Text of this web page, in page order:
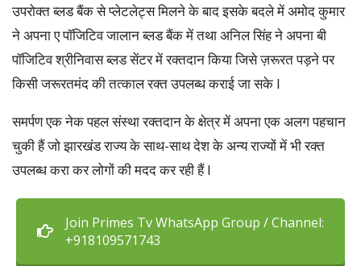
उपरोक्त ब्लड बैंक से प्लेटलेट्स मिलने के बाद इसके बदले में अमोद कुमार
ने अपना ए पॉजिटिव जालान ब्लड बैंक में तथा अनिल सिंह ने अपना बी
पॉजिटिव श्रीनिवास ब्लड सेंटर में रक्तदान किया जिसे ज़रूरत पड़ने पर
किसी जरूरतमंद की तत्काल रक्त उपलब्ध कराई जा सके l
समर्पण एक नेक पहल संस्था रक्तदान के क्षेत्र में अपना एक अलग पहचान
चुकी हैं जो झारखंड राज्य के साथ-साथ देश के अन्य राज्यों में भी रक्त
उपलब्ध करा कर लोगों की मदद कर रही हैं l
Join Primes Tv WhatsApp Group / Channel:
+918109571743